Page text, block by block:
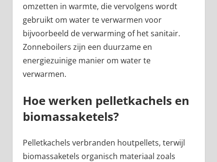
omzetten in warmte, die vervolgens wordt
gebruikt om water te verwarmen voor
bijvoorbeeld de verwarming of het sanitair.
Zonneboilers zijn een duurzame en
energiezuinige manier om water te
verwarmen.
Hoe werken pelletkachels en
biomassaketels?
Pelletkachels verbranden houtpellets, terwijl
biomassaketels organisch materiaal zoals